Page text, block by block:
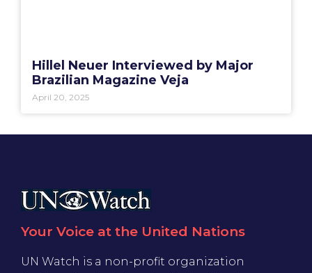
Hillel Neuer Interviewed by Major
Brazilian Magazine Veja
April 20, 2025
Your Voice at the United Nations
UN Watch is a non-profit organization